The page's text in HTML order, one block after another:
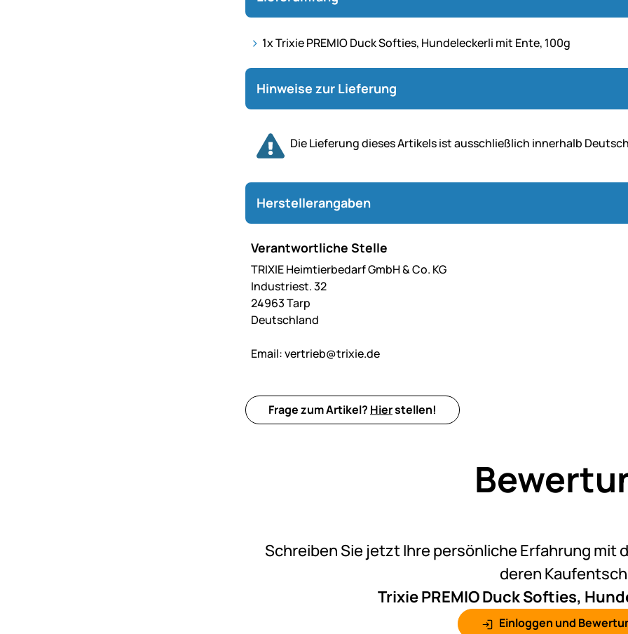
1x Trixie PREMIO Duck Softies, Hundeleckerli mit Ente, 100g
Hinweise zur Lieferung
Die Lie­fe­rung dieses Artikels ist aus­schließ­lich inner­halb
Herstellerangaben
Verantwortliche Stelle
TRIXIE Heimtierbedarf GmbH & Co. KG
Industriest. 32
24963 Tarp
Deutschland
Email:vertrieb@trixie.de
Frage zum Artikel? Hierstellen!
Schreiben Sie jetzt Ihre persönliche Erfahrung mit
deren
Trixie PREMIO Duck Softies,
Einloggen und